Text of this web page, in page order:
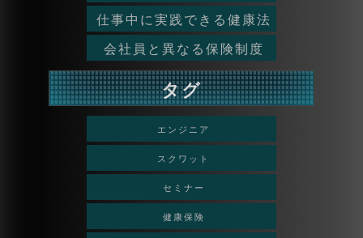
仕事中に実践できる健康法
会社員と異なる保険制度
タグ
エンジニア
スクワット
セミナー
健康保険